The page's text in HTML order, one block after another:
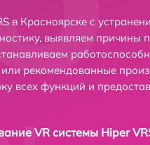
в Красноярске с
выявляем причины
рекомендованные
всех функций и
VR системы Hiper